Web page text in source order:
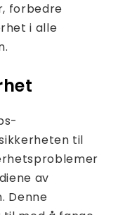
forbedre
i alle
til
av
Denne